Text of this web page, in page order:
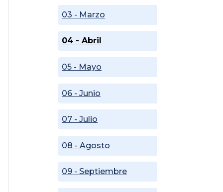
03 - Marzo
04 - Abril
05 - Mayo
06 - Junio
07 - Julio
08 - Agosto
09 - Septiembre